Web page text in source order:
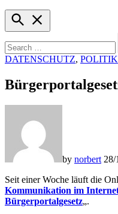
Open
Search
for:
POSTED
DATENSCHUTZ, POLITIK
by norbert 28/
Seit einer Woche läuft die
Kommunikation im
Bürgerportalgesetz„.